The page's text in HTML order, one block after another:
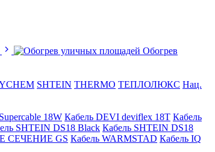
Обогрев
SHTEIN THERMO ТЕПЛОЛЮКС Нац.
18W Кабель DEVI deviflex 18T Кабель
SHTEIN DS18 Black Кабель SHTEIN DS18
СЕЧЕНИЕ GS Кабель WARMSTAD Кабель IQ